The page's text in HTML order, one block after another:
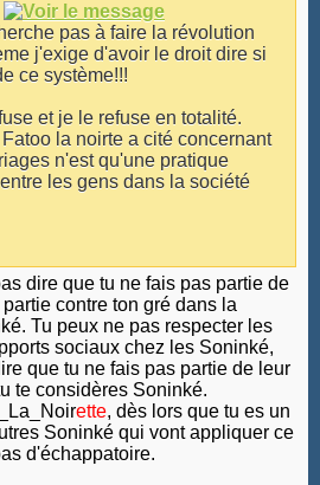
pas à faire la révolution
j'exige d'avoir le droit dire si
ce système!!!
et je le refuse en totalité.
la noirte a cité concernant
n'est qu'une pratique
les gens dans la société
dire que tu ne fais pas partie de
contre ton gré dans la
Tu peux ne pas respecter les
sociaux chez les Soninké,
que tu ne fais pas partie de leur
te considères Soninké.
ette, dès lors que tu es un
Soninké qui vont appliquer ce
d'échappatoire.